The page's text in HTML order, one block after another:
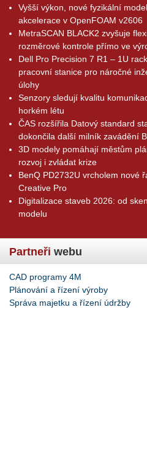
Vyšší výkon, nové fyzikální
akcelerace v OpenFOAM v2606
MetraSCAN BLACK2 zvyšuje
rozměrové kontrole přímo ve
Dell Pro Precision 7 R1 – 1U
pracovní stanice pro náročné
úlohy
Senzory sledují kvalitu
horkém létu
ČAS rozšířila Datový standard
dokončila další milník zavádění
3D modely pomáhají městům
rozvoj i zvládat krize
BenQ PD2732U vrcholem nové
Creative Pro
Digitalizace staveb 2026: od
modelu
Partneři webu
CAD programy 4M
Plánování a řízení výroby
Správa majetku a řízení údržby